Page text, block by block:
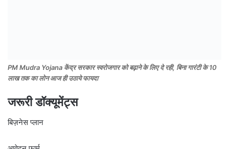
PM Mudra Yojana केंद्र सरकार स्वरोजगार को बढ़ाने के लिए दे रही, बिना गारंटी के 10
लाख तक का लोन आज ही उठाये फायदा
जरूरी डॉक्यूमेंट्स
बिज़नेस प्लान